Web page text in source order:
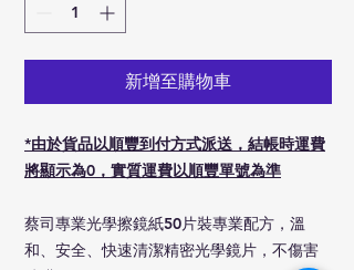
新增至購物車
*由於貨品以順豐到付方式派送，結帳時運費
將顯示為0，實質運費以順豐單號為準
蔡司專業光學擦鏡紙50片裝專業配方，溫
和、安全、快速清潔精密光學鏡片，不傷害